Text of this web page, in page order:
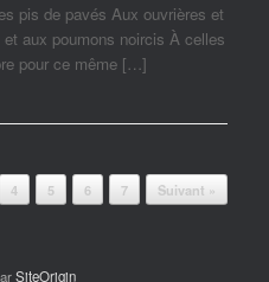
pis de pavés Aux ouvrières et
aux poumons noircis À celles
pour ce même […]
4 5 6 7 Suivant »
SiteOrigin